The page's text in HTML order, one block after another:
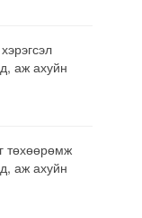
аж ахуйн
төхөөрөмж
аж ахуйн